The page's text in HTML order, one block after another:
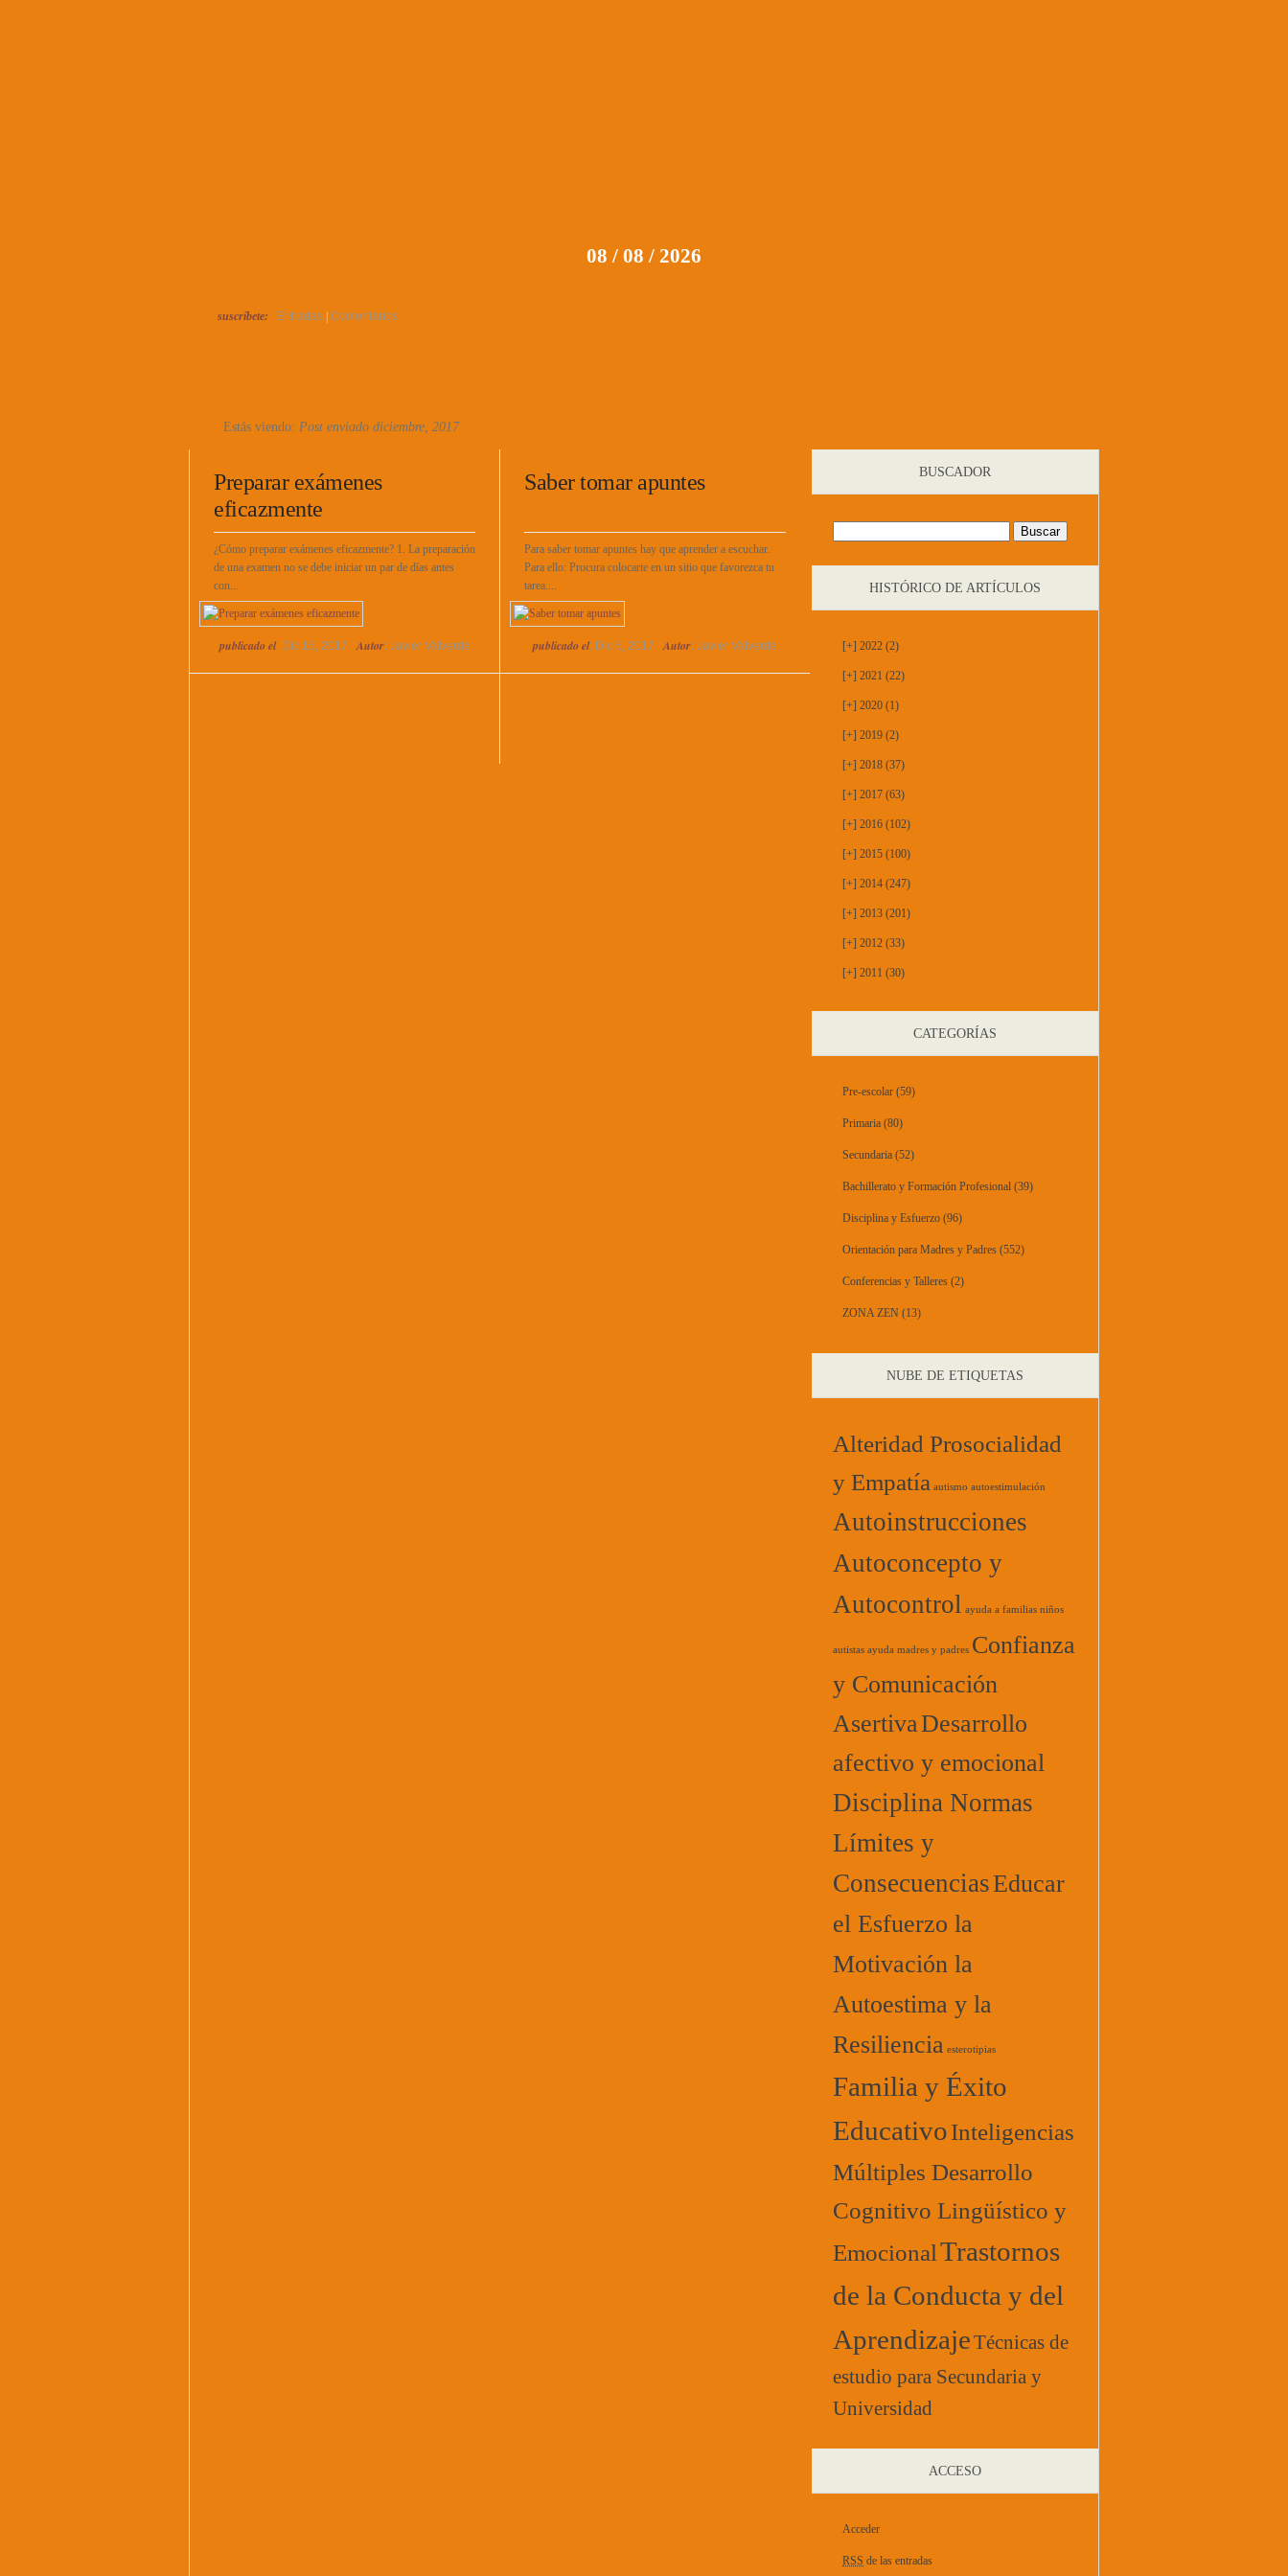
08 / 08 / 2026
suscríbete: Entradas Comentarios
Estás viendo: Post enviado diciembre, 2017
Preparar exámenes
eficazmente
¿Cómo preparar exámenes eficazmente? 1. La preparación
de una examen no se debe iniciar un par de días antes
con...
publicado el: Dic 15, 2017 |Autor: Javier Valverde
Saber tomar apuntes
Para saber tomar apuntes hay que aprender a escuchar.
Para ello: Procura colocarte en un sitio que favorezca tu
tarea....
publicado el: Dic 5, 2017 |Autor: Javier Valverde
BUSCADOR
HISTÓRICO DE ARTÍCULOS
[+] 2022 (2)
[+] 2021 (22)
[+] 2020 (1)
[+] 2019 (2)
[+] 2018 (37)
[+] 2017 (63)
[+] 2016 (102)
[+] 2015 (100)
[+] 2014 (247)
[+] 2013 (201)
[+] 2012 (33)
[+] 2011 (30)
CATEGORÍAS
Pre-escolar (59)
Primaria (80)
Secundaria (52)
Bachillerato y Formación Profesional (39)
Disciplina y Esfuerzo (96)
Orientación para Madres y Padres (552)
Conferencias y Talleres (2)
ZONA ZEN (13)
NUBE DE ETIQUETAS
Alteridad Prosocialidad
y Empatía autismo autoestimulación
Autoinstrucciones
Autoconcepto y
Autocontrol ayuda a familias niños
autistas ayuda madres y padres Confianza
y Comunicación
AsertivaDesarrollo
afectivo y emocional
Disciplina Normas
Límites y
ConsecuenciasEducar
el Esfuerzo la
Motivación la
Autoestima y la
Resiliencia esterotipias
Familia y Éxito
EducativoInteligencias
Múltiples Desarrollo
Cognitivo Lingüístico y
EmocionalTrastornos
de la Conducta y del
AprendizajeTécnicas de
estudio para Secundaria y
Universidad
ACCESO
Acceder
RSS de las entradas